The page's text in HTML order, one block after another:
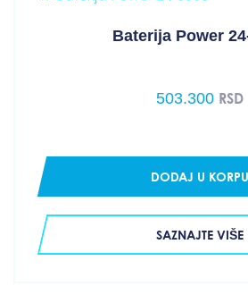
Baterija Power
503.300 RSD
DODAJ U KORPU
SAZNAJTE VIŠE